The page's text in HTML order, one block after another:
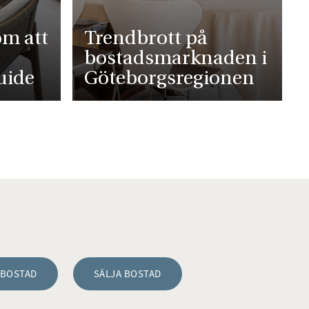
att
Trendbrott på
bostadsmarknaden i
Göteborgsregionen
SÄLJA BOSTAD